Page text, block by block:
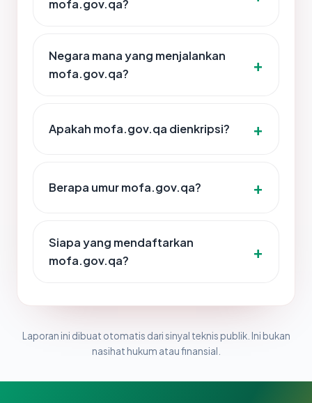
mofa.gov.qa?
Negara mana yang menjalankan
mofa.gov.qa?
Apakah mofa.gov.qa dienkripsi?
Berapa umur mofa.gov.qa?
Siapa yang mendaftarkan
mofa.gov.qa?
Laporan ini dibuat otomatis dari sinyal teknis publik. Ini bukan
nasihat hukum atau finansial.